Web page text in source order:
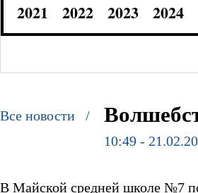
2021
2022 2023 2024
Все новости /
10:49 -
В Майской средней школе №7